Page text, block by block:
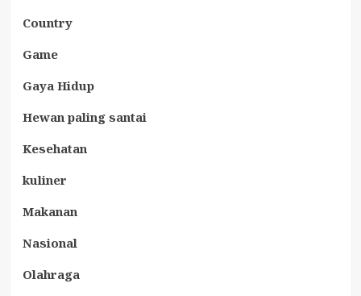
Country
Game
Gaya Hidup
Hewan paling santai
Kesehatan
kuliner
Makanan
Nasional
Olahraga